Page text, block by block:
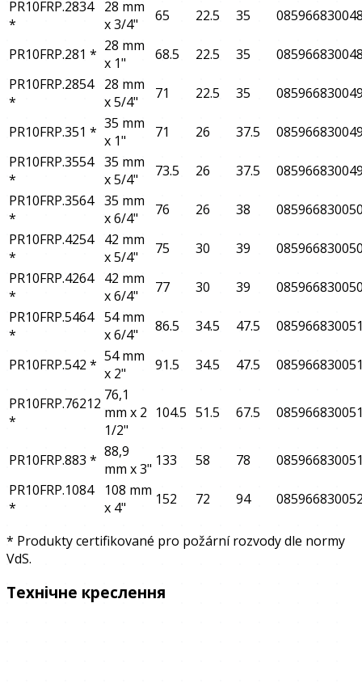
PR10FRP.2834
*
28 mm
x 3/4"
65 22.5 35
PR10FRP.281 * 28 mm
x 1"
68.5 22.5 35
PR10FRP.2854
*
28 mm
x 5/4"
71 22.5 35
PR10FRP.351 * 35 mm
x 1"
71 26 37.5
PR10FRP.3554
*
35 mm
x 5/4"
73.5 26 37.5
PR10FRP.3564
*
35 mm
x 6/4"
76 26 38
PR10FRP.4254
*
42 mm
x 5/4"
75 30 39
PR10FRP.4264
*
42 mm
x 6/4"
77 30 39
PR10FRP.5464
*
54 mm
x 6/4"
86.5 34.5 47.5
PR10FRP.542 * 54 mm
x 2"
91.5 34.5 47.5
PR10FRP.76212
*
76,1
mm x 2
1/2"
104.5 51.5 67.5
PR10FRP.883 * 88,9
mm x 3" 133 58 78
PR10FRP.1084
*
108 mm
x 4"
152 72 94
* Produkty certifikované pro požární rozvody dle normy
VdS.
Технічне креслення